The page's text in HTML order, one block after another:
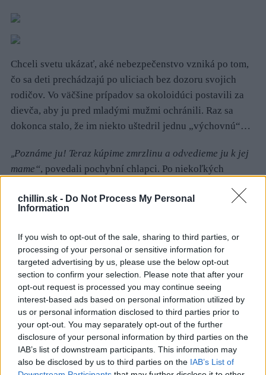
chillin.sk - Do Not Process My Personal
Information
If you wish to opt-out of the sale, sharing to third parties, or
processing of your personal or sensitive information for
targeted advertising by us, please use the below opt-out
section to confirm your selection. Please note that after your
opt-out request is processed you may continue seeing
interest-based ads based on personal information utilized by
us or personal information disclosed to third parties prior to
your opt-out. You may separately opt-out of the further
disclosure of your personal information by third parties on the
IAB’s list of downstream participants. This information may
also be disclosed by us to third parties on the IAB’s List of
Chceli svetu ukázať, aké nebezpečenstvo vzniká po tom,
čo sa deti prechádzajú po uliciach bez dozoru svojich
rodičov. Vo väčšine prípadov sa okoloidúci postavili za
dievča, aby ju pred mladými mužmi ochránili. Raz sa
dokonca stalo, že im niekto uštedril jednu „výchovnú“…
„Poznáme ju! Teraz kúpime zmrzlinu a odvedieme ju k jej
mame“, povedali pochybní chlapci. Po niekoľkých
poriadku.
Najšokujúcejší bol prípad, kedy sa muž bez váhania
rozhodol napadnúť jedného z únoscov. Bol si istý, že
neexistoval iný spôsob, akým by mohol dievča zachrániť
a tak musel podniknúť krajné riešenie.
Niekedy by možno bolo lepšie, keby si kameru o niečo
S
a
r
c
h
o